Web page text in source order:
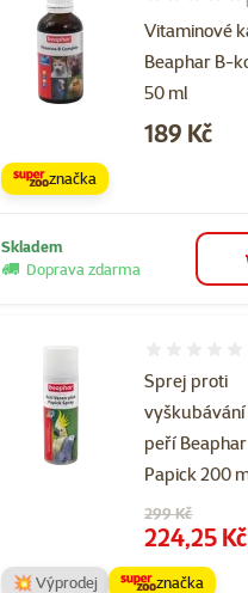
Vitaminové
Beaphar B-
50 ml
Cena
189 Kč
značka
Skladem
Doprava zdarma
Sprej proti
vyškubávání
peří Beaphar
Papick 200
Původní cena
299 Kč
Cena
224,25 Kč
💥 Výprodej značka